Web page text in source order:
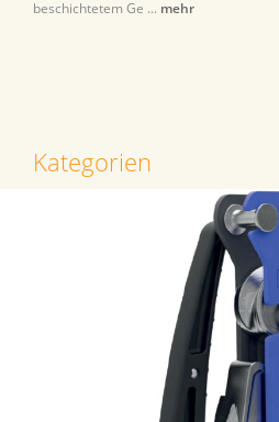
beschichtetem Ge ... mehr
Kategorien